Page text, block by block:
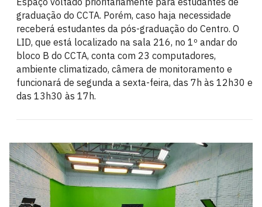
graduação do CCTA. Porém, caso haja necessidade
receberá estudantes da pós-graduação do Centro. O
LID, que está localizado na sala 216, no 1º andar do
bloco B do CCTA, conta com 23 computadores,
ambiente climatizado, câmera de monitoramento e
funcionará de segunda a sexta-feira, das 7h às 12h30 e
das 13h30 às 17h.